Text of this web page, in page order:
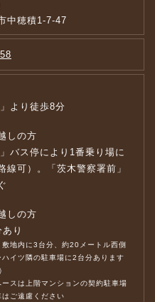
中穂積1-7-47
より徒歩8分
しの方
バス停により1番乗り場に
線可）。「茨木警察署前」
しの方
り
地内に3台分、約20メートル西側
イツ隣の駐車場に2台分あります
スは上階マンションの契約駐車場
ご遠慮ください